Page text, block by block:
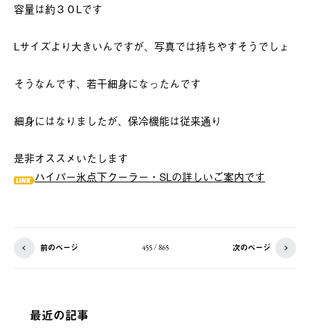
容量は約３０Lです
Lサイズより大きいんですが、写真では持ちやすそうでしょ
そうなんです、若干細身になったんです
細身にはなりましたが、保冷機能は従来通り
是非オススメいたします
ハイパー氷点下クーラー・SLの詳しいご案内です
前のページ 455 / 865 次のページ
最近の記事